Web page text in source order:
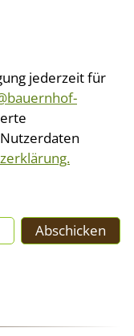
jederzeit für
b rnh f-
Abschicken